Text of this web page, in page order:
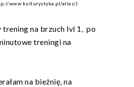
www.kulturystyka.pl/atlas/)
trening na brzuch lvl 1, po
treningi na
na bieżnię, na